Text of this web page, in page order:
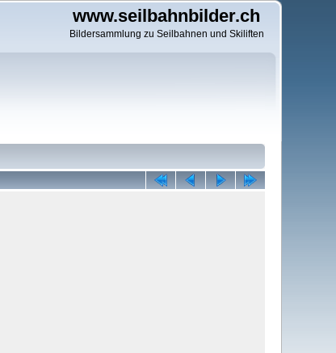
www.seilbahnbilder.ch
Bildersammlung zu Seilbahnen und Skiliften